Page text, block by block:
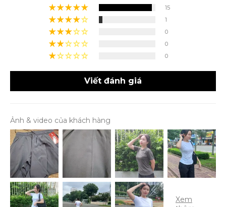
15
1
0
0
0
Viết đánh giá
Ảnh & video của khách hàng